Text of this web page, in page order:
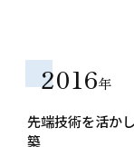
2016年
先端技術を活か
築